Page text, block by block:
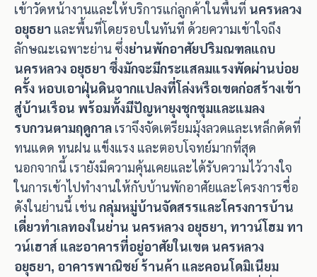
เข้าวัดหน้างานและให้บริการแก่ลูกค้าในพื้นที่ นครหลวง
อยุธยา และพื้นที่โดยรอบในทันที ด้วยความเข้าใจถึง
ลักษณะเฉพาะย่าน ซึ่งย่านพักอาศัยปริมณฑลแถบ
นครหลวง อยุธยา ซึ่งมักจะมีกระแสลมแรงพัดผ่านบ่อย
ครั้ง หอบเอาฝุ่นดินจากแปลงที่โล่งหรือเขตก่อสร้างเข้า
สู่บ้านเรือน พร้อมทั้งมีปัญหายุงชุกชุมและแมลง
รบกวนตามฤดูกาล เราจึงจัดเตรียมมุ้งลวดและเหล็กดัดที่
ทนแดด ทนฝน แข็งแรง และตอบโจทย์มากที่สุด
นอกจากนี้ เรายังมีความคุ้นเคยและได้รับความไว้วางใจ
ในการเข้าไปทำงานให้กับบ้านพักอาศัยและโครงการชื่อ
ดังในย่านนี้ เช่นกลุ่มหมู่บ้านจัดสรรและโครงการบ้าน
เดี่ยวทำเลทองในย่าน นครหลวง อยุธยา, ทาวน์โฮม ทา
วน์เฮาส์ และอาคารที่อยู่อาศัยในเขต นครหลวง
อยุธยา, อาคารพาณิชย์ ร้านค้า และคอนโดมิเนียม